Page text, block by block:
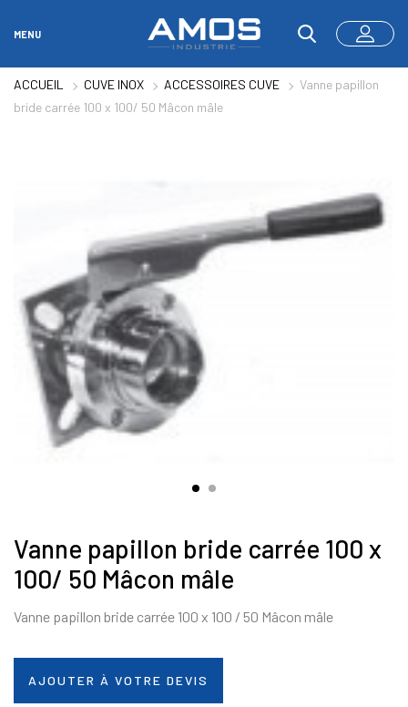
MENU
ACCUEIL CUVE INOX ACCESSOIRES CUVE
Vanne papillon
bride carrée 100 x 100/ 50 Mâcon mâle
Vanne papillon bride carrée 100 x
100/ 50 Mâcon mâle
Vanne papillon bride carrée 100 x 100 / 50 Mâcon mâle
AJOUTER À VOTRE DEVIS